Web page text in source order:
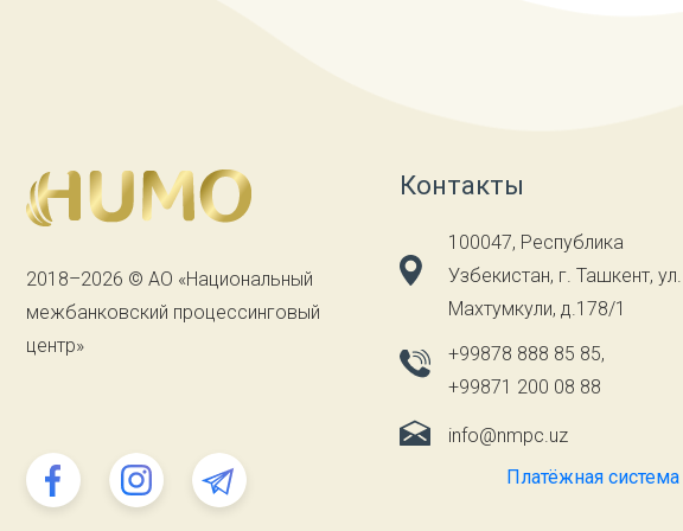
2018–2026 © АО «Национальный
межбанковский процессинговый
центр»
Контакты
100047, Республика
Узбекистан, г. Ташкент, ул.
Махтумкули, д.178/1
+99878 888 85 85,
+99871 200 08 88
info@nmpc.uz
Платёжная система